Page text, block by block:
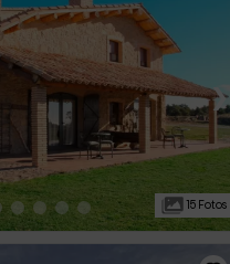
›
15 Fotos